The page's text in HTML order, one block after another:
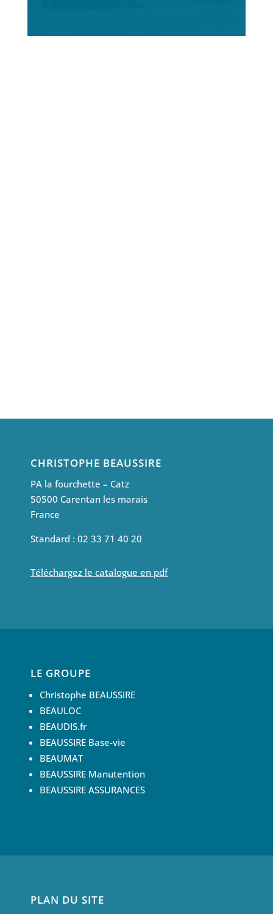
CHRISTOPHE BEAUSSIRE
PA la fourchette – Catz
50500 Carentan les marais
France
Standard : 02 33 71 40 20
Téléchargez le catalogue en pdf
LE GROUPE
Christophe BEAUSSIRE
BEAULOC
BEAUDIS.fr
BEAUSSIRE Base-vie
BEAUMAT
BEAUSSIRE Manutention
BEAUSSIRE ASSURANCES
PLAN DU SITE